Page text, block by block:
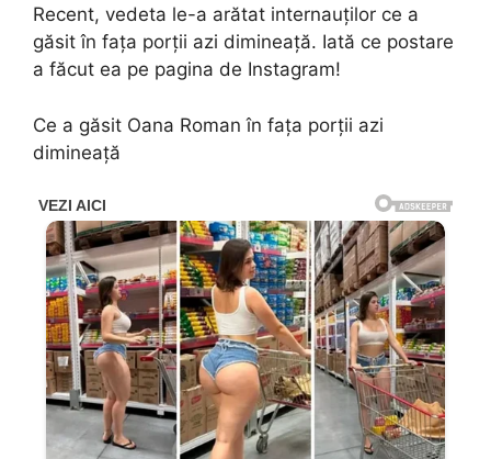
Recent, vedeta le-a arătat internauților ce a
găsit în fața porții azi dimineață. Iată ce postare
a făcut ea pe pagina de Instagram!
Ce a găsit Oana Roman în fața porții azi
dimineață